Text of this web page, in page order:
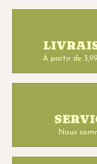
À partir de
Nous